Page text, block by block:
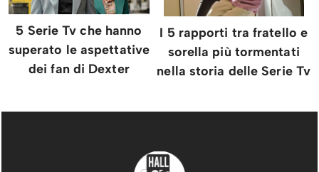
5 Serie Tv che hanno
superato le aspettative
dei fan di Dexter
I 5 rapporti tra fratello e
sorella più tormentati
nella storia delle Serie Tv